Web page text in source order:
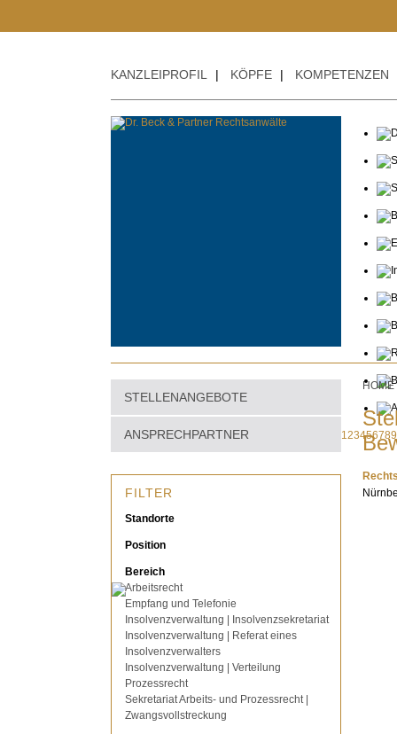
KANZLEIPROFIL | KÖPFE | KOMPETENZEN
123456789
STELLENANGEBOTE
ANSPRECHPARTNER
FILTER
Standorte
Position
Bereich
Arbeitsrecht
Empfang und Telefonie
Insolvenzverwaltung | Insolvenzsekretariat
Insolvenzverwaltung | Referat eines
Insolvenzverwalters
Insolvenzverwaltung | Verteilung
Prozessrecht
Sekretariat Arbeits- und Prozessrecht |
Zwangsvollstreckung
HOME